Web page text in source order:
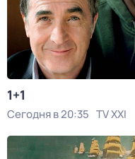
1+1
Сегодня в 20:35 TV XXI